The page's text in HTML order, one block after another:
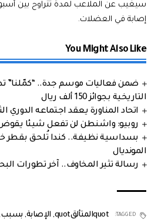
إصابة في العضلات.
You Might Also Like
ضمن فعاليات موسم جدة.. “كمّلنا”
التاريخية بجوائز 150 ألف ريال
اتحاد المناورة يعقد اجتماعه الدوري
روبيو: واشنطن لن تفعل شيئا يقوض
بسداسية نظيفة.. كندا تُلحق بقطر
المونديال
رسالة تثير المخاوف.. آخر تطورات
TAGGED: quotالمتألقquot , الإصابة, بسبب